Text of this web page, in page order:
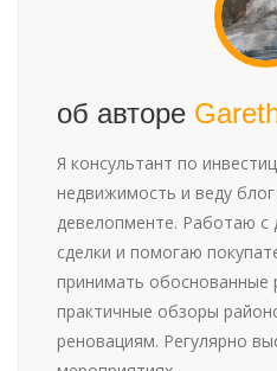
об авторе
Я консультант по
недвижимость и веду
девелопменте. Работаю с
сделки и помогаю
принимать обоснованные
практичные обзоры
реновациям. Регулярно